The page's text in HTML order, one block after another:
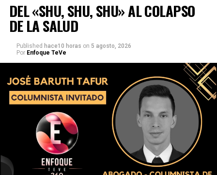
DEL «SHU, SHU, SHU» AL COLAPSO
DE LA SALUD
Published hace10 horas on 5 agosto, 2026
Por Enfoque TeVe